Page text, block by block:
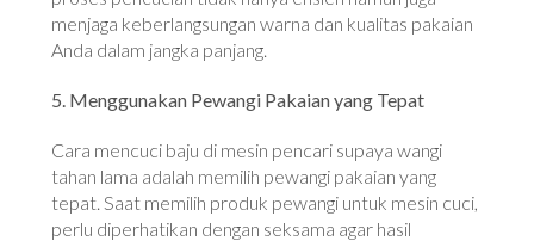
menjaga keberlangsungan warna dan kualitas pakaian
Anda dalam jangka panjang.
5. Menggunakan Pewangi Pakaian yang Tepat
Cara mencuci baju di mesin pencari supaya wangi
tahan lama adalah memilih pewangi pakaian yang
tepat. Saat memilih produk pewangi untuk mesin cuci,
perlu diperhatikan dengan seksama agar hasil